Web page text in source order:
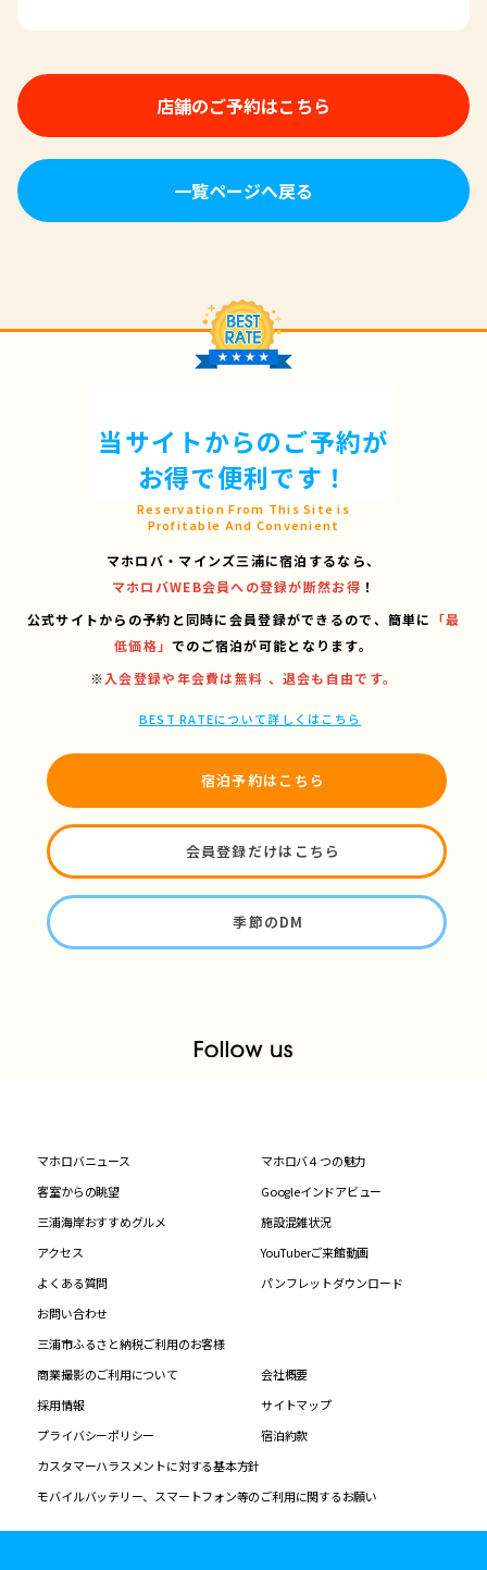
店舗のご予約はこちら
一覧ページへ戻る
当サイトからのご予約が
お得で便利です！
Reservation From This Site is
Profitable And Convenient
マホロバ・マインズ三浦に宿泊するなら、
マホロバWEB会員への登録が断然お得 ！
公式サイトからの予約と同時に会員登録ができるので、 簡単に 「最
低価格」でのご宿泊が可能となります。
※ 入会登録や年会費は無料 、退会も自由です。
BEST RATEについて詳しくはこちら
宿泊予約はこちら
会員登録だけはこちら
季節のDM
マホロバニュース
マホロバ４つの魅力
客室からの眺望
Googleインドアビュー
三浦海岸おすすめグルメ
施設混雑状況
アクセス
YouTuberご来館動画
よくある質問
パンフレットダウンロード
お問い合わせ
三浦市ふるさと納税ご利用のお客様
商業撮影のご利用について
会社概要
採用情報
サイトマップ
プライバシーポリシー
宿泊約款
カスタマーハラスメントに対する基本方針
モバイルバッテリー、スマートフォン等のご利用に関するお願い